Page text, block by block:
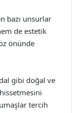
bazı unsurlar
de estetik
önünde
gibi doğal ve
tercih